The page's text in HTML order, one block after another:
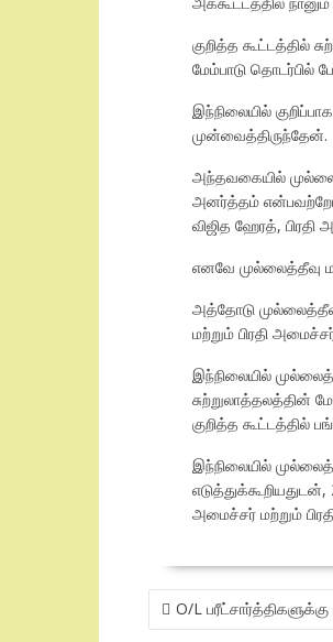
குறித்த கூட்டத்தில்
மேம்பாடு தொடர்பில்
இந்நிலையில்
முன்வைத்திருந்தேன்.
அந்தவகையில்
அனர்த்தம்
விஜித ஹேரத்,
எனவே முல்லைத்தீவு
அத்தோடு
மற்றும் பிரதி
இந்நிலையில்
சுற்றுலாத்தலத்தின்
குறித்த கூட்டத்தில்
இந்நிலையில்
அமைச்சர் மற்றும்
POST
NAVIGATION
O/L பரீட்சார்த்திகளுக்கு